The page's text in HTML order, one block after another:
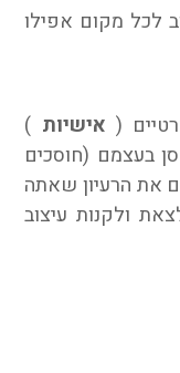
לכל מקום אפילו
( אישיות )
בעצמם (חוסכים
את הרעיון שאתה
ולקנות עיצוב